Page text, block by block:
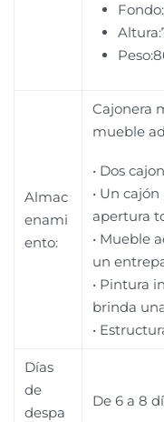
Almac
enami
ento:
Cajonera
mueble
• Dos
• Un
apertura
• Mueble
un
• Pintura
brinda
•
Días
de
despa
De 6 a 8